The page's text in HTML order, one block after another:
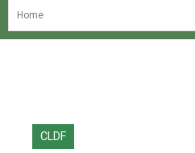
NOSSA HISTÓRIA
EDIÇÕES ANTERIORES
CLDF